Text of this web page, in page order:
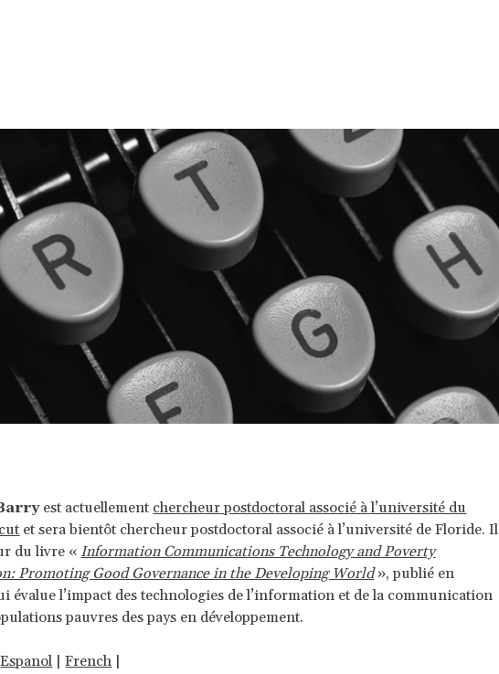
est actuellement chercheur postdoctoral associé à l’université du
et sera bientôt chercheur postdoctoral associé à l’université de Floride. Il
du livre « Information Communications Technology and Poverty
Promoting Good Governance in the Developing World», publié en
évalue l’impact des technologies de l’information et de la communication
pauvres des pays en développement.
Espanol |French |